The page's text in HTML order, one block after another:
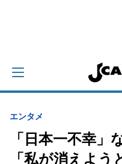
エンタメ
「日本一不幸
「私が消えよ